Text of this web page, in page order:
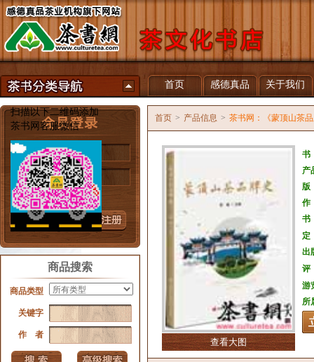
首页 感德真品 关于我们
用户名
密 码
忘记密码？
商品搜索
商品类型
关键字
作 者
首页 > 产品信息 > 茶书网：《蒙顶山茶
查看大图
产
出
游
所
扫描以下二维码添加
茶书网客服微信